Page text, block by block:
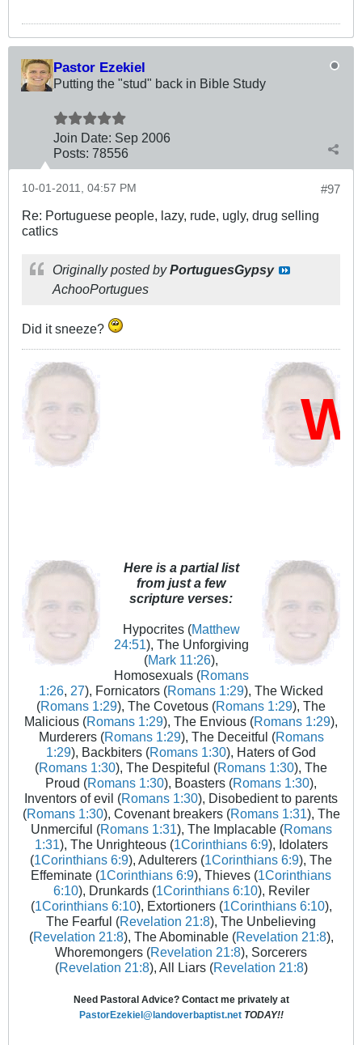
Pastor Ezekiel
Putting the "stud" back in Bible Study
Join Date: Sep 2006
Posts: 78556
#97
10-01-2011, 04:57 PM
Re: Portuguese people, lazy, rude, ugly, drug selling
catlics
Originally posted byPortuguesGypsy
AchooPortugues
Did it sneeze?
Here is a partial list
from just a few
scripture verses:
Hypocrites (Matthew
24:51), The Unforgiving
(Mark 11:26),
Homosexuals (Romans
1:26, 27), Fornicators (Romans 1:29), The Wicked
(Romans 1:29), The Covetous (Romans 1:29), The
Malicious (Romans 1:29), The Envious (Romans 1:29),
Murderers (Romans 1:29), The Deceitful (Romans
1:29), Backbiters (Romans 1:30), Haters of God
(Romans 1:30), The Despiteful (Romans 1:30), The
Proud (Romans 1:30), Boasters (Romans 1:30),
Inventors of evil (Romans 1:30), Disobedient to parents
(Romans 1:30), Covenant breakers (Romans 1:31), The
Unmerciful (Romans 1:31), The Implacable (Romans
1:31), The Unrighteous (1Corinthians 6:9), Idolaters
(1Corinthians 6:9), Adulterers (1Corinthians 6:9), The
Effeminate (1Corinthians 6:9), Thieves (1Corinthians
6:10), Drunkards (1Corinthians 6:10), Reviler
(1Corinthians 6:10), Extortioners (1Corinthians 6:10),
The Fearful (Revelation 21:8), The Unbelieving
(Revelation 21:8), The Abominable (Revelation 21:8),
Whoremongers (Revelation 21:8), Sorcerers
(Revelation 21:8), All Liars (Revelation 21:8)
Need Pastoral Advice? Contact me privately at
PastorEzekiel@landoverbaptist.net TODAY!!